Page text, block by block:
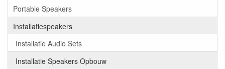
Portable Speakers
Installatiespeakers
Installatie Audio Sets
Installatie Speakers Opbouw